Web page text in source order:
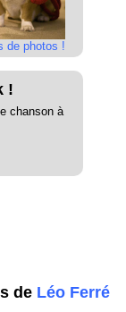
de photos !
!
chanson à
de Léo Ferré